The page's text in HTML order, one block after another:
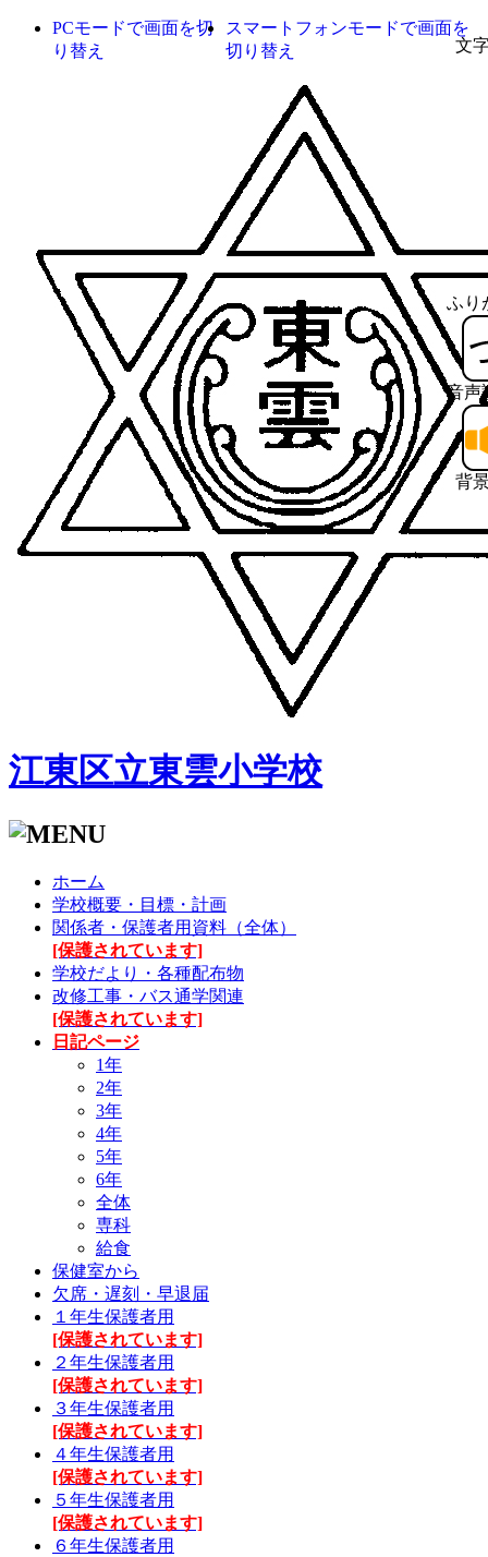
文
ふり
音声
背
PCモードで画面を切
り替え
スマートフォンモードで画面を
切り替え
江東区立東雲小学校
ホーム
学校概要・目標・計画
関係者・保護者用資料（全体）
[保護されています]
学校だより・各種配布物
改修工事・バス通学関連
[保護されています]
日記ページ
1年
2年
3年
4年
5年
6年
全体
専科
給食
保健室から
欠席・遅刻・早退届
１年生保護者用
[保護されています]
２年生保護者用
[保護されています]
３年生保護者用
[保護されています]
４年生保護者用
[保護されています]
５年生保護者用
[保護されています]
６年生保護者用